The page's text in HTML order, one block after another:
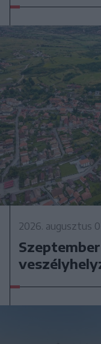
2026. augusztus